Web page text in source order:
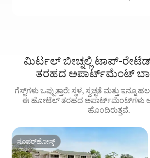
ಮಿರ್ಟಲ್ ಬೀಚ್ನಲ್ಲಿ ಟಾಪ್-
ತರಹದ ಅಪಾರ್ಟ್‌‌ಮೆಂಟ್
ಗೆಸ್ಟ್‌ಗಳು ಒಪ್ಪುತ್ತಾರೆ: ಸ್ಥಳ, ಸ್ವಚ್ಛತೆ ಮತ್ತು
ಈ ಹೋಟೆಲ್ ತರಹದ ಅಪಾರ್ಟ್‌‌ಮೆಂಟ್‌ಗಳು
ಹೊಂದಿರುತ್ತವೆ.
ಸೂಪರ್‌ಹೋಸ್ಟ್
ಸೂಪರ್‌ಹೋಸ್ಟ್